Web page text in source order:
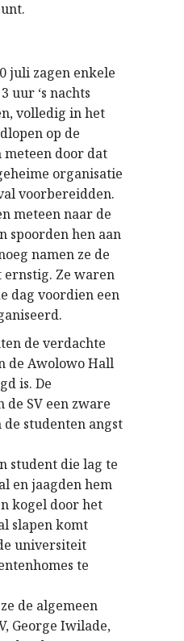
juli zagen enkele
uur ‘s nachts
volledig in het
op de
meteen door dat
organisatie
voorbereidden.
meteen naar de
spoorden hen aan
namen ze de
Ze waren
dag voordien een
de verdachte
de Awolowo Hall
is. De
SV een zware
studenten angst
student die lag te
en jaagden hem
kogel door het
slapen komt
universiteit
te
de algemeen
George Iwilade,